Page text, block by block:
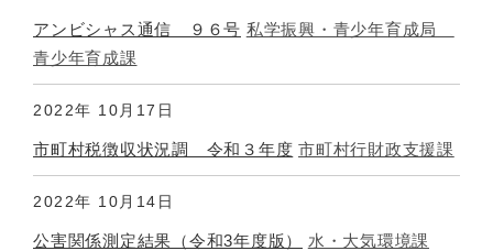
アンビシャス通信 ９６号 私学振興・青少年育成局
青少年育成課
2022年 10月17日
市町村税徴収状況調 令和３年度 市町村行財政支援課
2022年 10月14日
公害関係測定結果（令和3年度版） 水・大気環境課